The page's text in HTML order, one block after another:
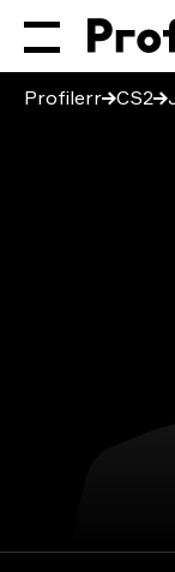
Profilerr CS2